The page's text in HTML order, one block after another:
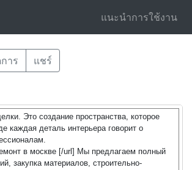
แนะนำการใช้งาน
าร แชร์